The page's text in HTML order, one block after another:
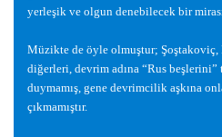
yerleşik ve olgun denebilecek bir
Müzikte de öyle olmuştur; Şoştakoviç,
diğerleri, devrim adına “Rus beşlerini”
duymamış, gene devrimcilik aşkına
çıkmamıştır.